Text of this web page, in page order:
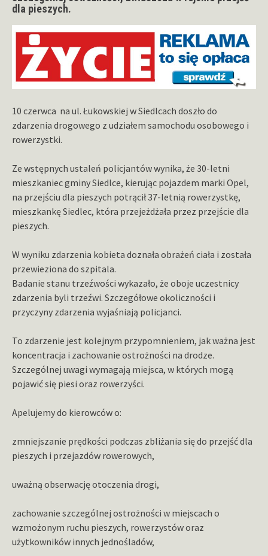
dla pieszych.
10 czerwca na ul. Łukowskiej w Siedlcach doszło do
zdarzenia drogowego z udziałem samochodu osobowego i
rowerzystki.
Ze wstępnych ustaleń policjantów wynika, że 30-letni
mieszkaniec gminy Siedlce, kierując pojazdem marki Opel,
na przejściu dla pieszych potrącił 37-letnią rowerzystkę,
mieszkankę Siedlec, która przejeżdżała przez przejście dla
pieszych.
W wyniku zdarzenia kobieta doznała obrażeń ciała i została
przewieziona do szpitala.
Badanie stanu trzeźwości wykazało, że oboje uczestnicy
zdarzenia byli trzeźwi. Szczegółowe okoliczności i
przyczyny zdarzenia wyjaśniają policjanci.
To zdarzenie jest kolejnym przypomnieniem, jak ważna jest
koncentracja i zachowanie ostrożności na drodze.
Szczególnej uwagi wymagają miejsca, w których mogą
pojawić się piesi oraz rowerzyści.
Apelujemy do kierowców o:
zmniejszanie prędkości podczas zbliżania się do przejść dla
pieszych i przejazdów rowerowych,
uważną obserwację otoczenia drogi,
zachowanie szczególnej ostrożności w miejscach o
wzmożonym ruchu pieszych, rowerzystów oraz
użytkowników innych jednośladów,